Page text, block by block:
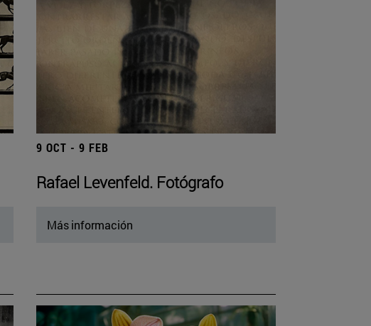
9 OCT - 9 FEB
Rafael Levenfeld. Fotógrafo
Más información